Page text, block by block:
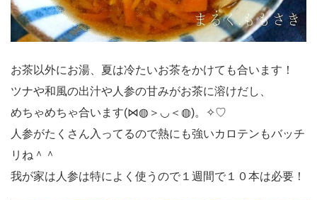
お茶以外にお湯、夏は冷たいお茶をかけても合います！
ツナや和風の出汁や人参の甘みがお茶に溶けだし、
めちゃめちゃ合います(⋈◍＞◡＜◍)。✧♡
人参がたくさん入ってるので熱にも強いカロテンもバッチ
リね＾＾
我が家は人参は特によく使うので１週間で１０本は必要！